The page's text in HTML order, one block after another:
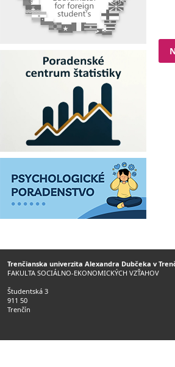
Trenčianska univerzita Alexandra Dubčeka v
FAKULTA SOCIÁLNO-EKONOMICKÝCH VZŤAHOV
Študentská 3
911 50
Trenčín